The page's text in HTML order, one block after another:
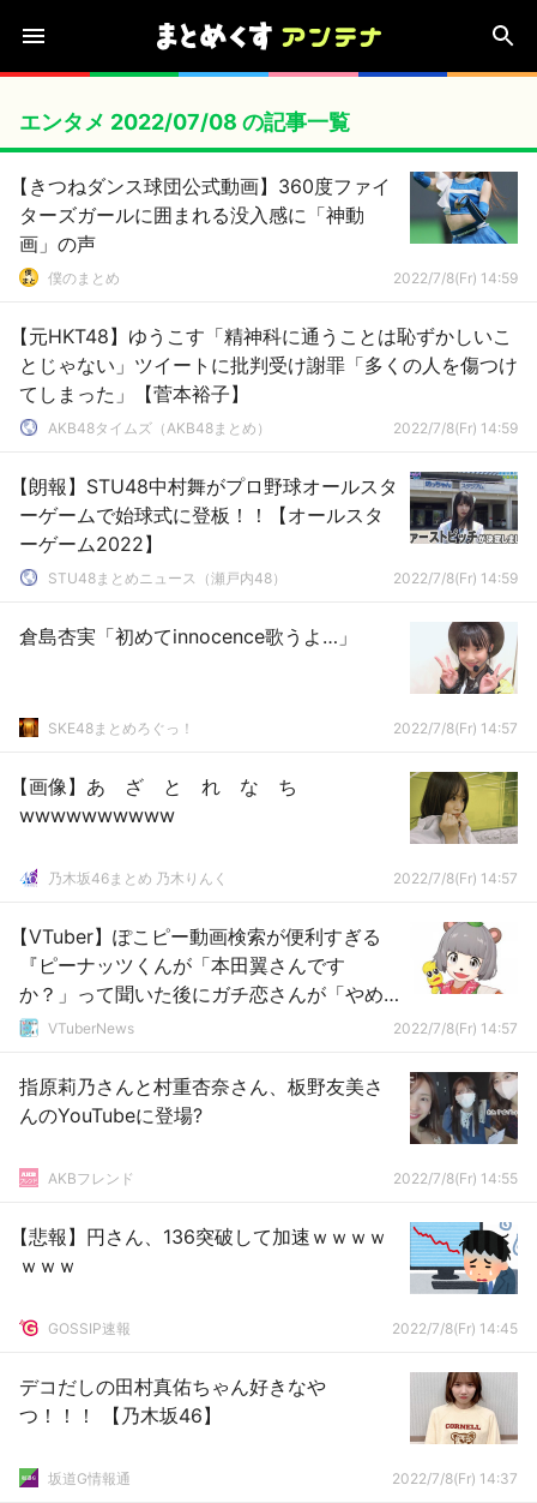
エンタメ 2022/07/08 の記事一覧
【きつねダンス球団公式動画】360度ファイ
ターズガールに囲まれる没入感に「神動
画」の声
僕のまとめ 2022/7/8(Fr) 14:59
【元HKT48】ゆうこす「精神科に通うことは恥ずかしいこ
とじゃない」ツイートに批判受け謝罪「多くの人を傷つけ
てしまった」【菅本裕子】
AKB48タイムズ（AKB48まとめ） 2022/7/8(Fr) 14:59
【朗報】STU48中村舞がプロ野球オールスタ
ーゲームで始球式に登板！！【オールスタ
ーゲーム2022】
STU48まとめニュース（瀬戸内48） 2022/7/8(Fr) 14:59
倉島杏実「初めてinnocence歌うよ…」
SKE48まとめろぐっ！ 2022/7/8(Fr) 14:57
【画像】あ ざ と れ な ち
wwwwwwwwww
乃木坂46まとめ 乃木りんく 2022/7/8(Fr) 14:57
【VTuber】ぽこピー動画検索が便利すぎる
『ピーナッツくんが「本田翼さんです
か？」って聞いた後にガチ恋さんが「やめ
て♡」って言う動画わかる人いる？』
VTuberNews 2022/7/8(Fr) 14:57
指原莉乃さんと村重杏奈さん、板野友美さ
んのYouTubeに登場?
AKBフレンド 2022/7/8(Fr) 14:55
【悲報】円さん、136突破して加速ｗｗｗｗ
ｗｗｗ
GOSSIP速報 2022/7/8(Fr) 14:45
デコだしの田村真佑ちゃん好きなや
つ！！！ 【乃木坂46】
坂道G情報通 2022/7/8(Fr) 14:37